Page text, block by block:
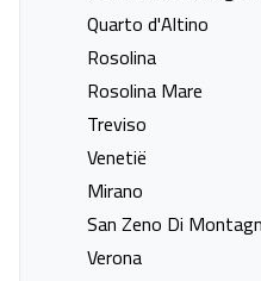
Quarto d'Altino
Rosolina
Rosolina Mare
Treviso
Venetië
Mirano
San Zeno Di
Verona